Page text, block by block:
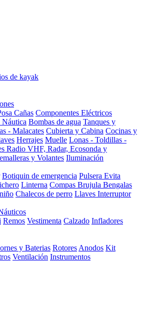
de kayak
Cañas Componentes Eléctricos
Bombas de agua Tanques y
- Malacates Cubierta y Cabina Cocinas y
Herrajes Muelle Lonas - Toldillas -
Radio VHF, Radar, Ecosonda y
y Volantes Iluminación
Botiquin de emergencia Pulsera Evita
Linterna Compas Brujula Bengalas
Chalecos de perro Llaves Interruptor
Remos Vestimenta Calzado Infladores
y Baterias Rotores Anodos Kit
Ventilación Instrumentos